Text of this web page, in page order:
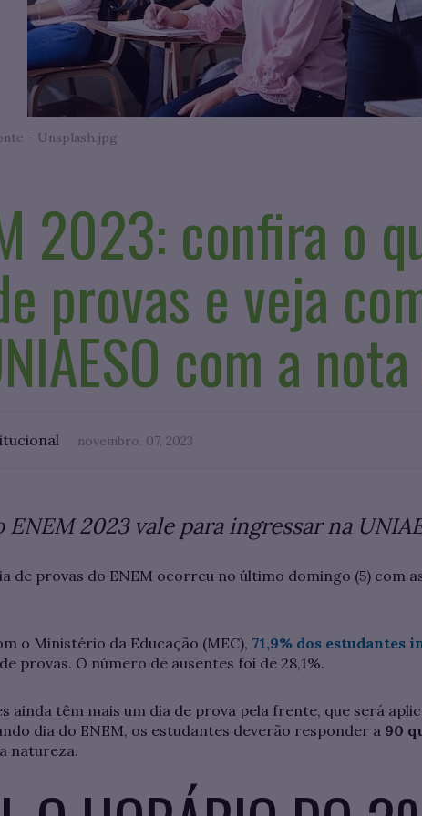
- Unsplash.jpg
2023: confira o
provas e veja
com a nota
novembro. 07, 2023
ENEM 2023 vale para ingressar na
de provas do ENEM ocorreu no último domingo (5) com
o Ministério da Educação (MEC), 71,9% dos estudantes
provas. O número de ausentes foi de 28,1%.
ainda têm mais um dia de prova pela frente, que será
dia do ENEM, os estudantes deverão responder a 90
natureza.